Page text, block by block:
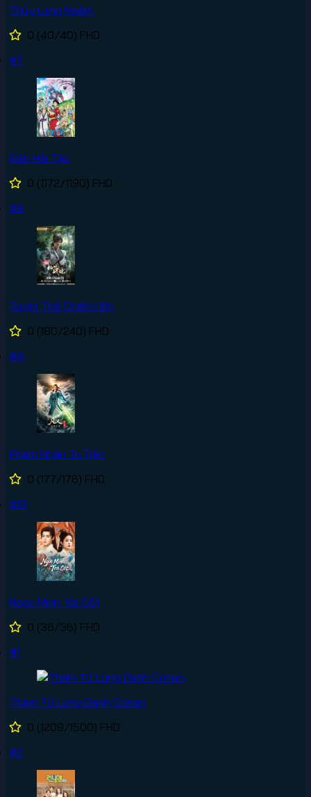
Thủy Long Ngâm
0 (40/40) FHD
#7
Đảo Hải Tặc
0 (1172/1190) FHD
#8
Tuyệt Thế Chiến Hồn
0 (180/240) FHD
#9
Phàm Nhân Tu Tiên
0 (177/176) FHD
#10
Ngọc Minh Trà Cốt
0 (36/36) FHD
#1
Thám Tử Lừng Danh Conan
0 (1209/1500) FHD
#2